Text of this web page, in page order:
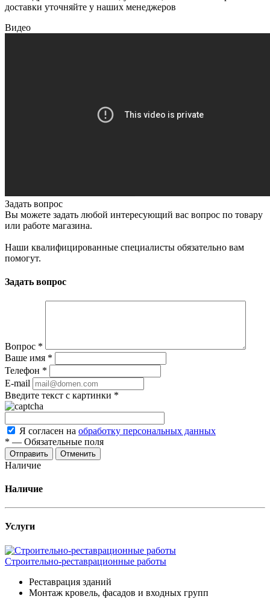
доставки уточняйте у наших менеджеров
Видео
Задать вопрос
Вы можете задать любой интересующий вас вопрос по товару
или работе магазина.
Наши квалифицированные специалисты обязательно вам
помогут.
Задать вопрос
Вопрос *
Ваше имя *
Телефон *
E-mail
Введите текст с картинки *
Я согласен на обработку персональных данных
* — Обязательные поля
Отменить
Наличие
Наличие
Услуги
Строительно-реставрационные работы
Реставрация зданий
Монтаж кровель, фасадов и входных групп